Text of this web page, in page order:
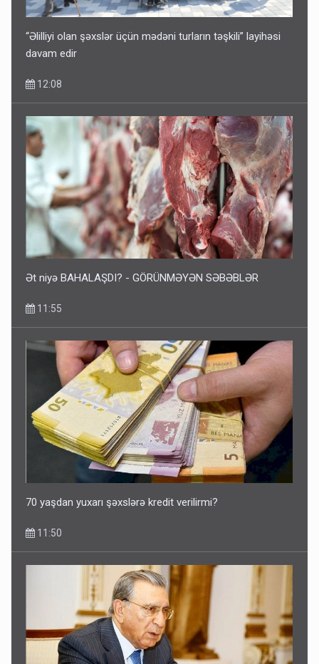
“Əlilliyi olan şəxslər üçün mədəni turların təşkili” layihəsi
davam edir
12:08
Ət niyə BAHALAŞDI? - GÖRÜNMƏYƏN SƏBƏBLƏR
11:55
70 yaşdan yuxarı şəxslərə kredit verilirmi?
11:50